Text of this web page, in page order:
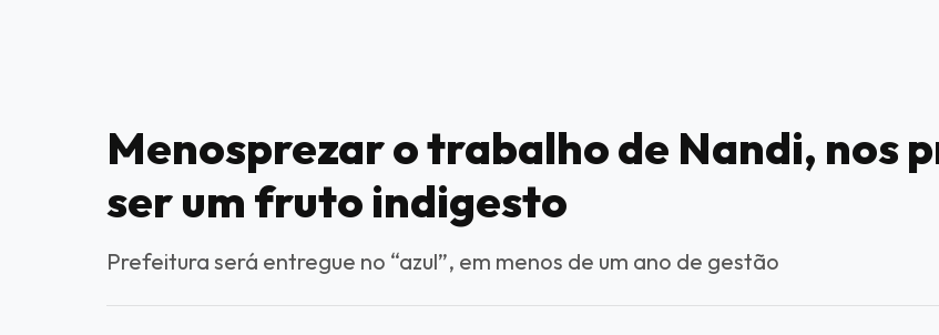
Menosprezar o trabalho de Nandi, nos
ser um fruto indigesto
Prefeitura será entregue no “azul”, em menos de um ano de gestão